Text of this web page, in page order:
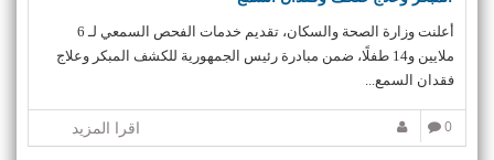
أعلنت وزارة الصحة والسكان، تقديم خدمات الفحص السمعي لـ 6
ملايين و14 طفلًا، ضمن مبادرة رئيس الجمهورية للكشف المبكر وعلاج
فقدان السمع...
اقرا المزيد 0